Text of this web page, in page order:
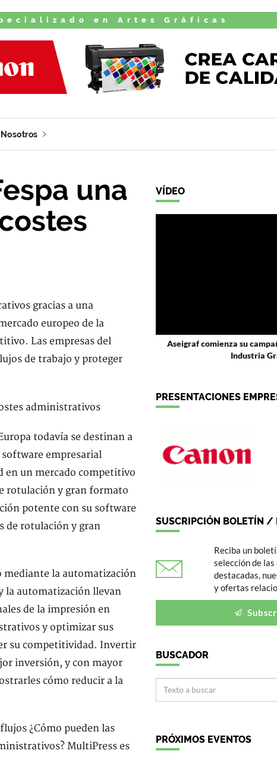
en Artes Gráficas
Nosotros
una
gracias a una
europeo de la
Las empresas del
de trabajo y proteger
todavía se destinan a
empresarial
en un mercado competitivo
rotulación y gran formato
potente con su software
de rotulación y gran
mediante la automatización
la automatización llevan
de la impresión en
y optimizar sus
su competitividad. Invertir
inversión, y con mayor
cómo reducir a la
¿Cómo pueden las
MultiPress es
VÍDEO
Aseigraf comienza su
Industria
PRESENTACIONES
SUSCRIPCIÓN BOLETÍN /
Reciba un
selección de
destacadas,
y ofertas
BUSCADOR
PRÓXIMOS EVENTOS